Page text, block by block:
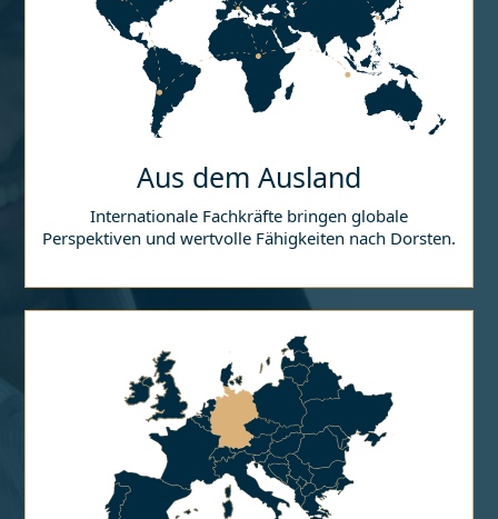
Aus dem Ausland
Internationale Fachkräfte bringen globale
Perspektiven und wertvolle Fähigkeiten nach Dorsten.